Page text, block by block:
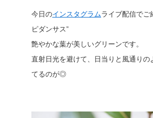
今日のインスタグラムライブ配信でご
ピダンサス”
艶やかな葉が美しいグリーンです。
直射日光を避けて、日当りと風通りの
てるのが◎